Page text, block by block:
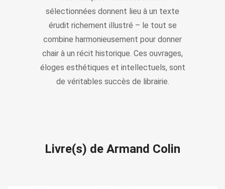
sélectionnées donnent lieu à un texte
érudit richement illustré – le tout se
combine harmonieusement pour donner
chair à un récit historique. Ces ouvrages,
éloges esthétiques et intellectuels, sont
de véritables succès de librairie.
Livre(s) de Armand Colin